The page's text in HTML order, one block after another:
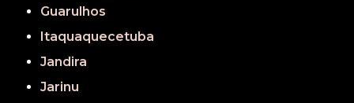
Guarulhos
Itaquaquecetuba
Jandira
Jarinu